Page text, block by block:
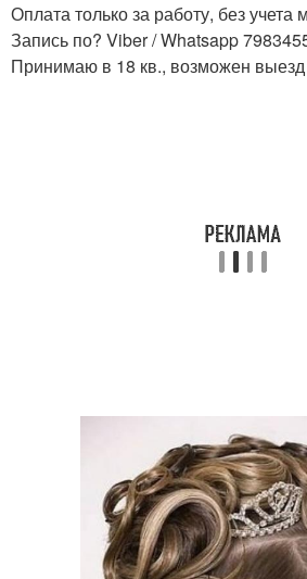
Оплата только за работу, без учета
Запись по? Viber / Whatsapp
Принимаю в 18 кв., возможен выезд